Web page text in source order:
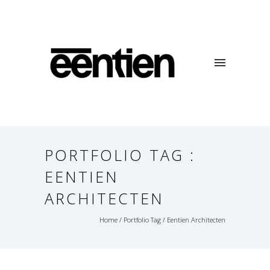
PORTFOLIO TAG :
EENTIEN
ARCHITECTEN
Home / Portfolio Tag / Eentien Architecten